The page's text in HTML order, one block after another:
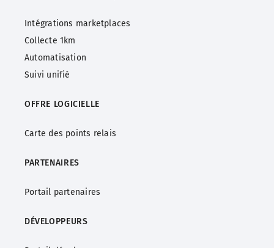
Intégrations marketplaces
Collecte 1km
Automatisation
Suivi unifié
OFFRE LOGICIELLE
Carte des points relais
PARTENAIRES
Portail partenaires
DÉVELOPPEURS